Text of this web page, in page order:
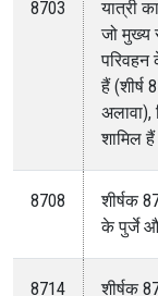
8703
यात्री
जो मुख्य
परिवहन
हैं (शीर्ष
शामिल हैं
8708
शीर्षक
के पुर्जे
8714 शीर्षक